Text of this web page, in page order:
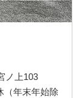
ノ上103
年末年始除